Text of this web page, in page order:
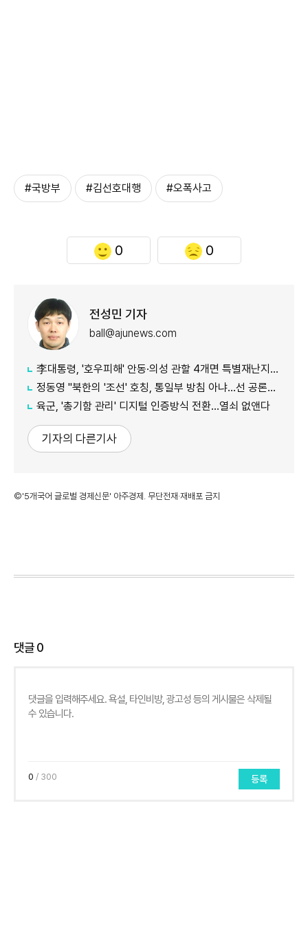
#국방부 #김선호대행 #오폭사고
0 0
전성민 기자
ball@ajunews.com
李대통령, '호우피해' 안동·의성 관할 4개면 특별재난지역 선포
정동영 "북한의 '조선' 호칭, 통일부 방침 아냐...선 공론화 먼저"
육군, '총기함 관리' 디지털 인증방식 전환…열쇠 없앤다
기자의 다른기사
©'5개국어 글로벌 경제신문' 아주경제. 무단전재·재배포 금지
댓글0
0 / 300 등록